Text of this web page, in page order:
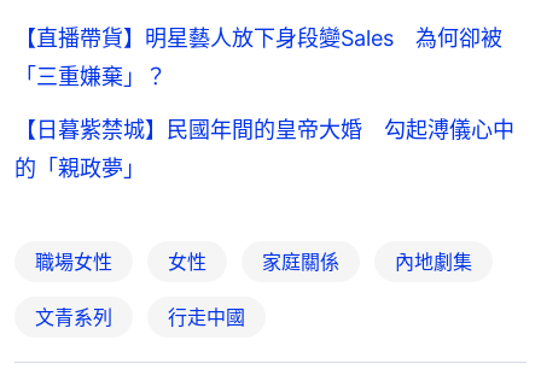
【直播帶貨】明星藝人放下身段變Sales 為何卻被
「三重嫌棄」？
【日暮紫禁城】民國年間的皇帝大婚 勾起溥儀心中
的「親政夢」
職場女性 女性 家庭關係 內地劇集
文青系列 行走中國